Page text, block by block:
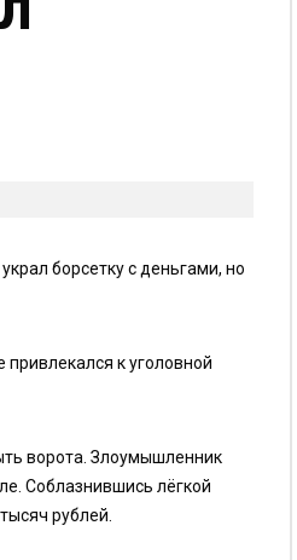
борсетку с деньгами, но
к уголовной
ворота. Злоумышленник
Соблазнившись лёгкой
рублей.